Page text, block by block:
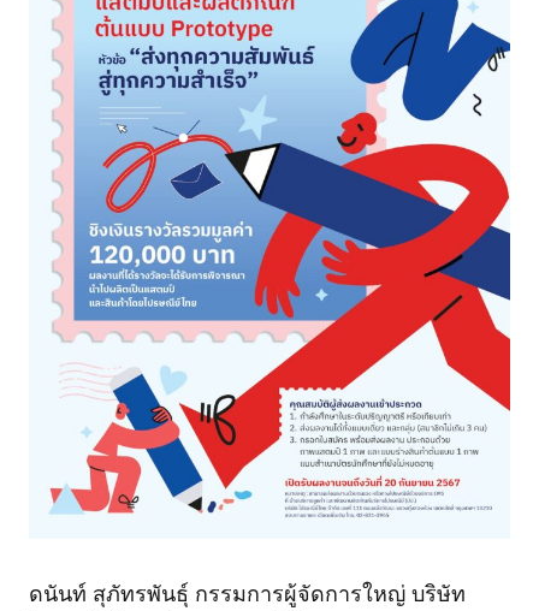
ดนันท์ สุภัทรพันธุ์ กรรมการผู้จัดการใหญ่ บริษัท